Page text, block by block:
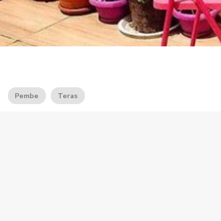
Pembe Teras